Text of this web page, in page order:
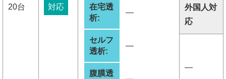
20台 対応
在宅透
析:
―
セルフ
透析:
―
腹膜透
外国人対
応
―